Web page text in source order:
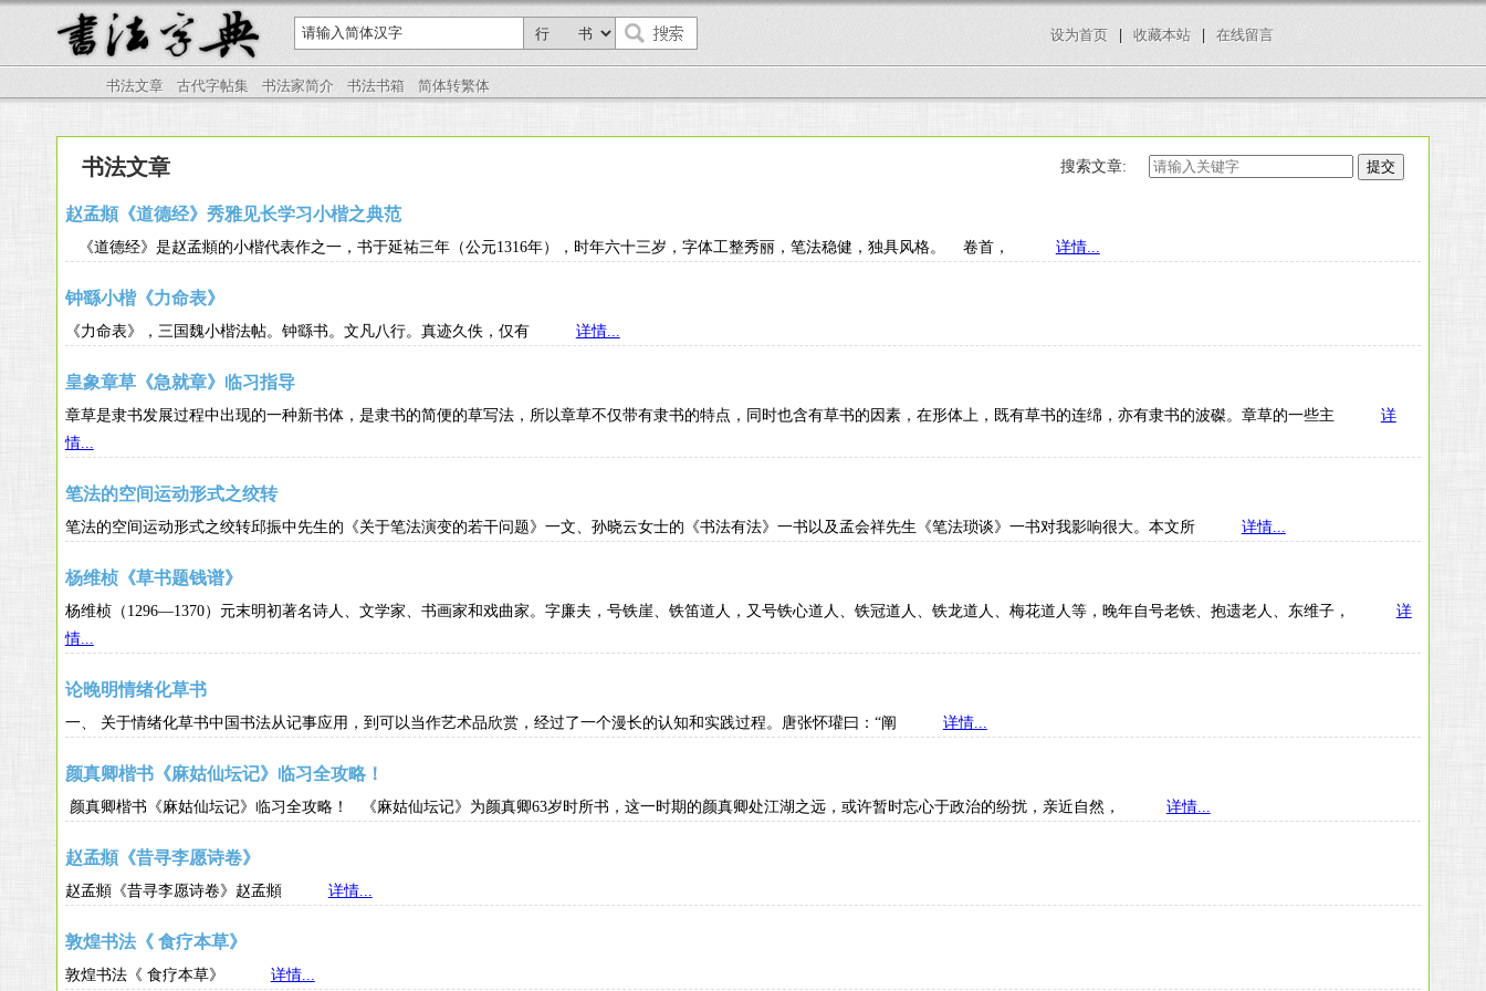
设为首页 | 收藏本站 | 在线留言
书法文章 古代字帖集 书法家简介 书法书箱 简体转繁体
书法文章 搜索文章:
赵孟頫《道德经》秀雅见长学习小楷之典范
《道德经》是赵孟頫的小楷代表作之一，书于延祐三年（公元1316年），时年六十三岁，字体工整秀丽，笔法稳健，独具风格。 卷首， 详情...
钟繇小楷《力命表》
《力命表》，三国魏小楷法帖。钟繇书。文凡八行。真迹久佚，仅有 详情...
皇象章草《急就章》临习指导
章草是隶书发展过程中出现的一种新书体，是隶书的简便的草写法，所以章草不仅带有隶书的特点，同时也含有草书的因素，在形体上，既有草书的连绵，亦有隶书的波磔。章草的一些主 详
情...
笔法的空间运动形式之绞转
笔法的空间运动形式之绞转邱振中先生的《关于笔法演变的若干问题》一文、孙晓云女士的《书法有法》一书以及孟会祥先生《笔法琐谈》一书对我影响很大。本文所 详情...
杨维桢《草书题钱谱》
杨维桢（1296—1370）元末明初著名诗人、文学家、书画家和戏曲家。字廉夫，号铁崖、铁笛道人，又号铁心道人、铁冠道人、铁龙道人、梅花道人等，晚年自号老铁、抱遗老人、东维子， 详
情...
论晚明情绪化草书
一、 关于情绪化草书中国书法从记事应用，到可以当作艺术品欣赏，经过了一个漫长的认知和实践过程。唐张怀瓘曰：“阐 详情...
颜真卿楷书《麻姑仙坛记》临习全攻略！
颜真卿楷书《麻姑仙坛记》临习全攻略！ 《麻姑仙坛记》为颜真卿63岁时所书，这一时期的颜真卿处江湖之远，或许暂时忘心于政治的纷扰，亲近自然， 详情...
赵孟頫《昔寻李愿诗卷》
赵孟頫《昔寻李愿诗卷》赵孟頫 详情...
敦煌书法《 食疗本草》
敦煌书法《 食疗本草》 详情...